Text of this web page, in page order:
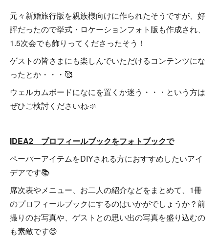
元々新婚旅行版を親族様向けに作られたそうですが、好
評だったので挙式・ロケーションフォト版も作成され、
1.5次会でも飾りってくださったそう！
ゲストの皆さまにも楽しんでいただけるコンテンツにな
ったとか・・・🥰
ウェルカムボードになにを置くか迷う・・・という方は
ぜひご検討くださいね📣
IDEA2 プロフィールブックをフォトブックで
ペーパーアイテムをDIYされる方におすすめしたいアイ
デアです📚
席次表やメニュー、お二人の紹介などをまとめて、1冊
のプロフィールブックにするのはいかがでしょうか？前
撮りのお写真や、ゲストとの思い出の写真を盛り込むの
も素敵です😊